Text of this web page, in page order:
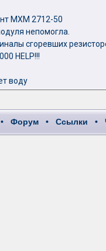
MXM 2712-50
непомогла.
сгоревших
HELP!!!
воду
Форум • Ссылки •